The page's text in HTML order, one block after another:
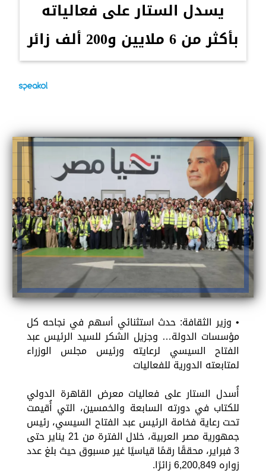
يسدل الستار على فعالياته
بأكثر من 6 ملايين و200 ألف زائر
• وزير الثقافة: حدث استثنائي أسهم في نجاحه كل
مؤسسات الدولة… وجزيل الشكر للسيد الرئيس عبد
الفتاح السيسي لرعايته ورئيس مجلس الوزراء
لمتابعته الدورية للفعاليات
أُسدل الستار على فعاليات معرض القاهرة الدولي
للكتاب في دورته السابعة والخمسين، التي أُقيمت
تحت رعاية فخامة الرئيس عبد الفتاح السيسي، رئيس
جمهورية مصر العربية، خلال الفترة من 21 يناير حتى
3 فبراير، محققًا رقمًا قياسيًا غير مسبوق حيث بلغ عدد
زواره 6,200,849 زائرًا.